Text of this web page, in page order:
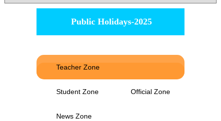
Public Holidays-2025
Teacher Zone
Student Zone Official Zone
News Zone